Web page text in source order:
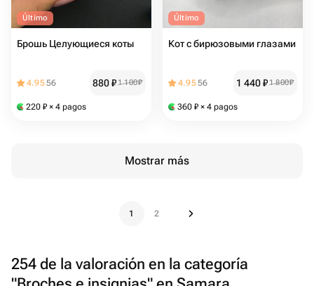
Último
Брошь Целующиеся коты
4.9556 880₽1 100₽
220 ₽ × 4 pagos
Último
Кот с бирюзовыми глазами
4.9556 1 440₽1 800₽
360 ₽ × 4 pagos
Mostrar más
1 2
254 de la valoración en la categoría